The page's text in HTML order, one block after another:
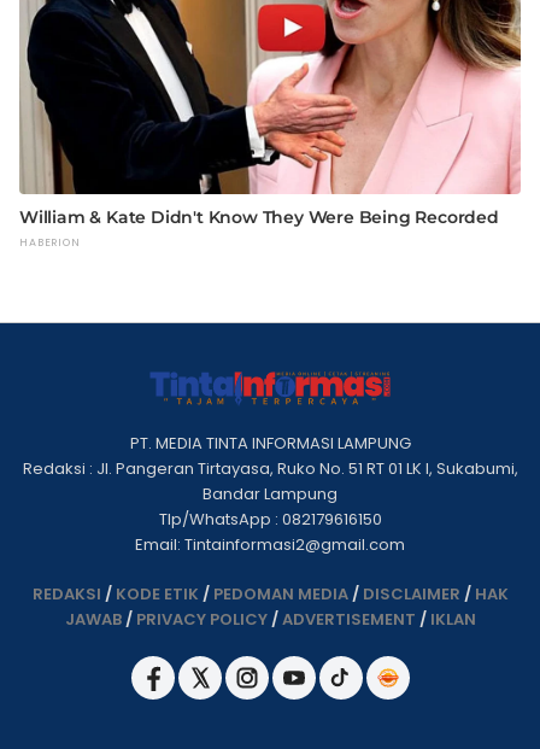
PT. MEDIA TINTA INFORMASI LAMPUNG
Redaksi : Jl. Pangeran Tirtayasa, Ruko No. 51 RT 01 LK I, Sukabumi,
Bandar Lampung
Tlp/WhatsApp : 082179616150
Email: Tintainformasi2@gmail.com
REDAKSI / KODE ETIK / PEDOMAN MEDIA/ DISCLAIMER / HAK
JAWAB/ PRIVACY POLICY/ADVERTISEMENT / IKLAN